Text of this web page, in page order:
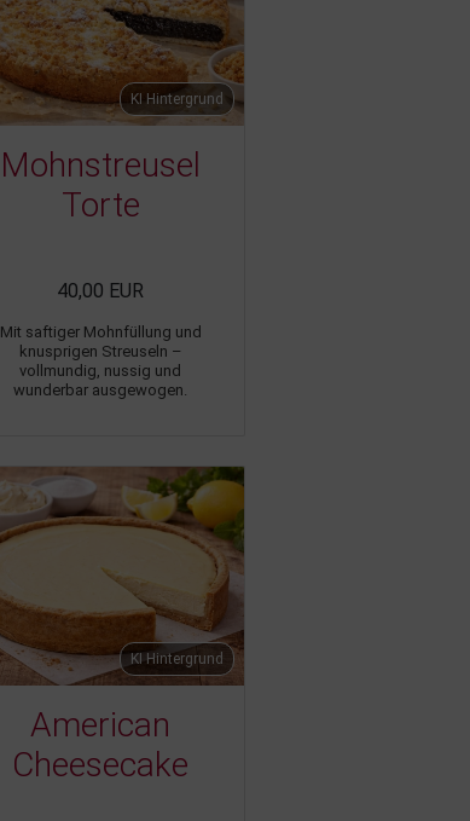
KI Hintergrund
Mohnstreusel
Torte
40,00 EUR
Mit saftiger Mohnfüllung und
knusprigen Streuseln –
vollmundig, nussig und
wunderbar ausgewogen.
KI Hintergrund
American
Cheesecake